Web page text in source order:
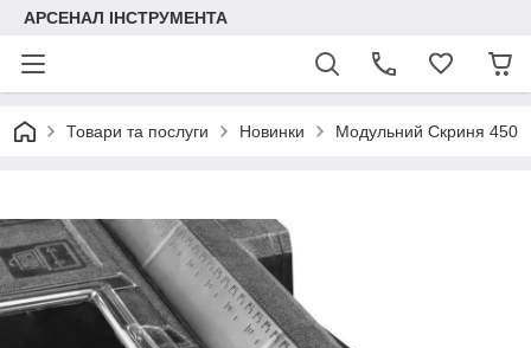
АРСЕНАЛ ІНСТРУМЕНТА
Товари та послуги Новинки Модульний Скриня 450